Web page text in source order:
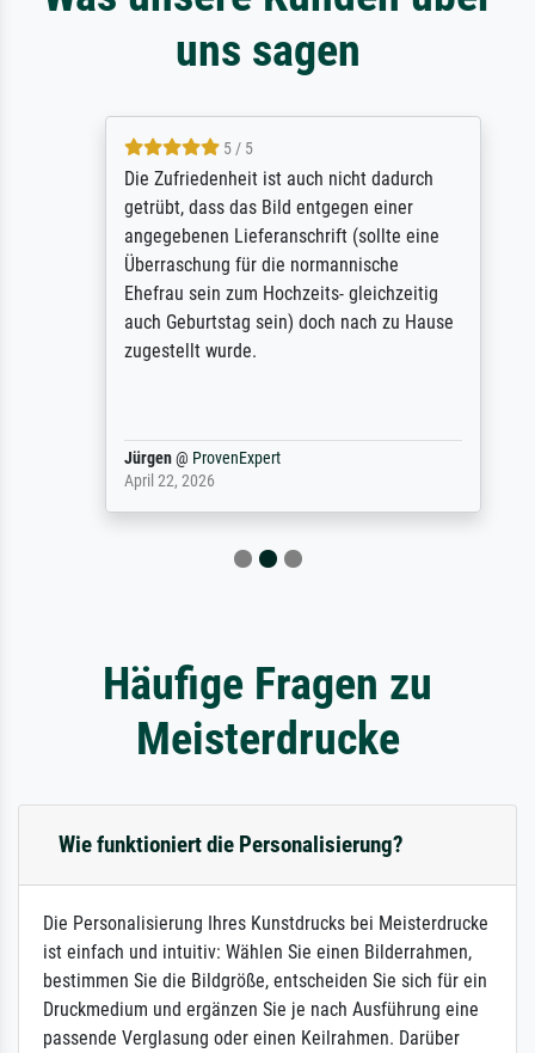
uns sagen
5 / 5
Die Zufriedenheit ist auch nicht dadurch
getrübt, dass das Bild entgegen einer
angegebenen Lieferanschrift (sollte eine
Überraschung für die normannische
Ehefrau sein zum Hochzeits- gleichzeitig
auch Geburtstag sein) doch nach zu Hause
zugestellt wurde.
Jürgen@ProvenExpert
April 22, 2026
Häufige Fragen zu
Meisterdrucke
Wie funktioniert die Personalisierung?
Die Personalisierung Ihres Kunstdrucks bei Meisterdrucke
ist einfach und intuitiv: Wählen Sie einen Bilderrahmen,
bestimmen Sie die Bildgröße, entscheiden Sie sich für ein
Druckmedium und ergänzen Sie je nach Ausführung eine
passende Verglasung oder einen Keilrahmen. Darüber